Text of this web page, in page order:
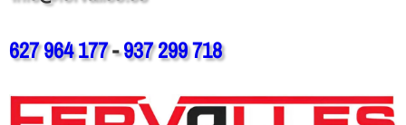
627 964 177-937 299 718